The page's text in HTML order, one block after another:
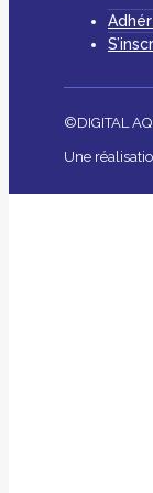
©DIGITAL
Une